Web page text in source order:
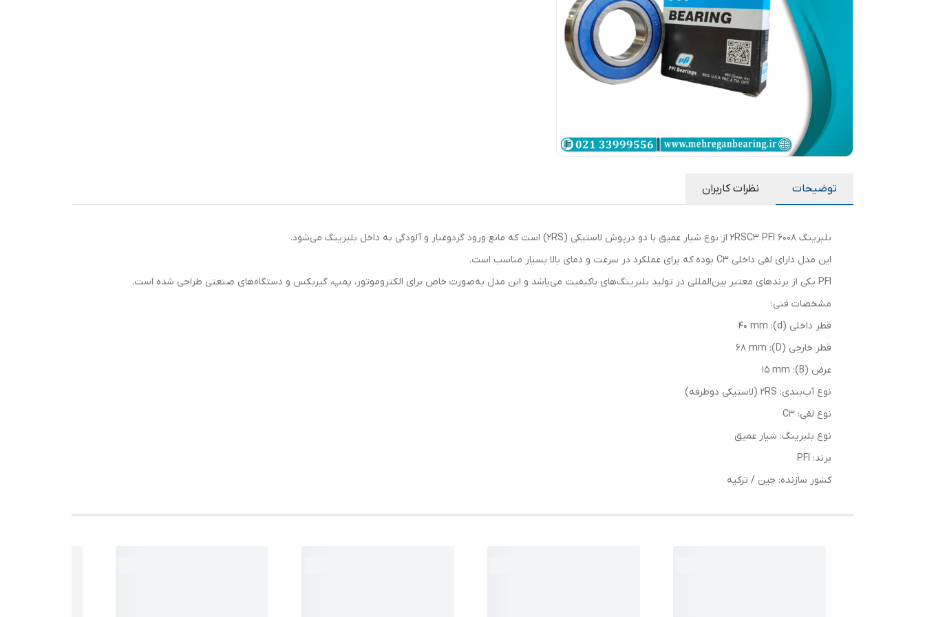
توضیحات نظرات کاربران
بلبرینگ 6008 2RSC3 PFI از نوع شیار عمیق با دو درپوش لاستیکی (2RS) است که مانع ورود گردوغبار و آلودگی به داخل بلبرینگ می‌شود.
این مدل دارای لقی داخلی C3 بوده که برای عملکرد در سرعت و دمای بالا بسیار مناسب است.
PFI یکی از برندهای معتبر بین‌المللی در تولید بلبرینگ‌های باکیفیت می‌باشد و این مدل به‌صورت خاص برای الکتروموتور، پمپ، گیربکس و دستگاه‌های صنعتی طراحی شده است.
مشخصات فنی:
قطر داخلی (d): 40 mm
قطر خارجی (D): 68 mm
عرض (B): 15 mm
نوع آب‌بندی: 2RS (لاستیکی دوطرفه)
نوع لقی: C3
نوع بلبرینگ: شیار عمیق
برند: PFI
کشور سازنده: چین / ترکیه